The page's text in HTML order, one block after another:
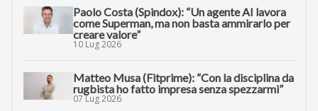
Paolo Costa (Spindox): “Un agente AI lavora
come Superman, ma non basta ammirarlo per
creare valore”
10 Lug 2026
Matteo Musa (Fitprime): “Con la disciplina da
rugbista ho fatto impresa senza spezzarmi”
07 Lug 2026